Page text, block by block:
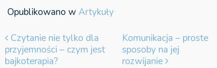
Opublikowano wArtykuły
Nawigacja wpisu
Czytanie nie tylko dla
przyjemności – czym jest
bajkoterapia?
Komunikacja – proste
sposoby na jej
rozwijanie